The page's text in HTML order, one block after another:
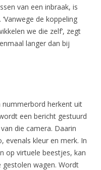
van een inbraak, is
de koppeling
we die zelf’, zegt
langer dan bij
nummerbord herkent uit
een bericht gestuurd
die camera. Daarin
evenals kleur en merk. In
op virtuele beestjes, kan
gestolen wagen. Wordt